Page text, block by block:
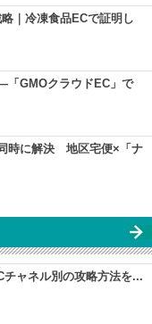
｜冷凍食品ECで証明し
GMOクラウドEC」で
時に解決 地区宅便×「ナ
ャネル別の攻略方法を...